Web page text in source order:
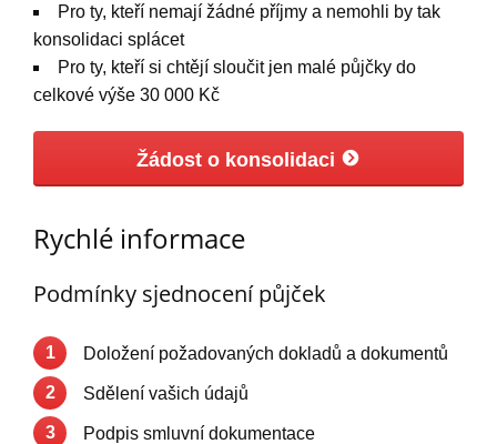
Pro ty, kteří nemají žádné příjmy a nemohli by tak
konsolidaci splácet
Pro ty, kteří si chtějí sloučit jen malé půjčky do
celkové výše 30 000 Kč
Žádost o konsolidaci
Rychlé informace
Podmínky sjednocení půjček
1 Doložení požadovaných dokladů a dokumentů
2 Sdělení vašich údajů
3 Podpis smluvní dokumentace